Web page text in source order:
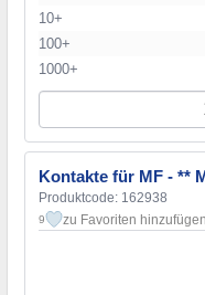
10+
100+
1000+
Kontakte für MF - **
Produktcode: 162938
9 zu Favoriten hinzufügen